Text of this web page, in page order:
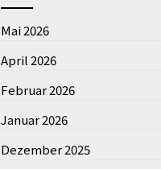
Mai 2026
April 2026
Februar 2026
Januar 2026
Dezember 2025